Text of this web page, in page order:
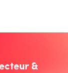
&